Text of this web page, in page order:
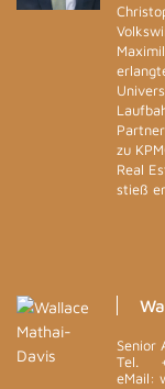
zu
Real
stieß
Senior
Tel.
eMail: